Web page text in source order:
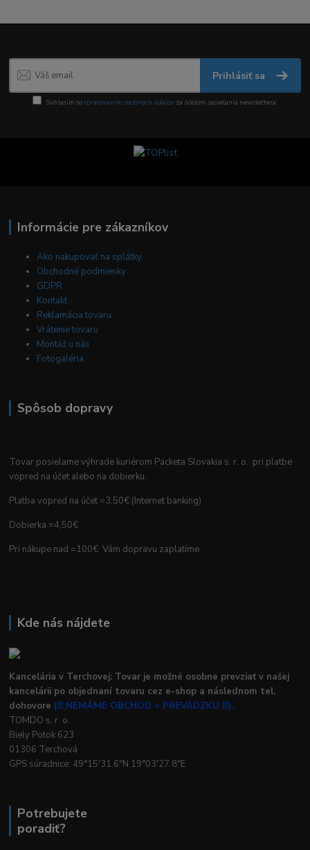
Prihlásiť sa
Súhlasím sospracovaním osobných údajov za účelom zasielania newslettera.
Informácie pre zákazníkov
Ako nakupovať na splátky
Obchodné podmienky
GDPR
Kontakt
Reklamácia tovaru
Vrátenie tovaru
Montáž u nás
Fotogaléria
Spôsob dopravy
Tovar posielame výhrade kuriérom Packeta Slovakia s. r. o. pri platbe
vopred na účet alebo na dobierku.
Platba vopred na účet =3,50€ (Internet banking)
Dobierka =4,50€
Pri nákupe nad =100€ Vám dopravu zaplatíme
Kde nás nájdete
Kancelária v Terchovej: Tovar je možné osobne prevziať v našej
kancelárii po objednaní tovaru cez e-shop a následnom tel.
dohovore (!!! NEMÁME OBCHOD = PREVÁDZKU !!!).
TOMDO s. r. o.
Biely Potok 623
01306 Terchová
GPS súradnice: 49°15'31.6"N 19°03'27.8"E
Potrebujete
poradiť?